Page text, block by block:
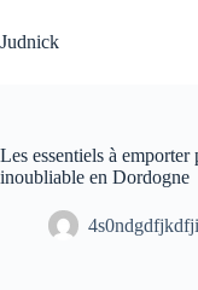
au
contenu
Judnick
Les essentiels à
inoubliable en Dordogne